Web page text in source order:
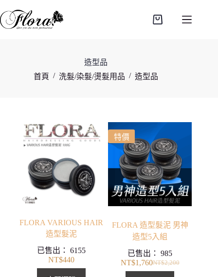
至
主
購
造型品
首頁 / 洗髮/染髮/燙髮用品 / 造型品
FLORA VARIOUS HAIR
造型髮泥
已售出：6155
NT$440
特價
FLORA 造型髮泥 男神
造型5入組
已售出：985
NT$2,200
NT$1,760